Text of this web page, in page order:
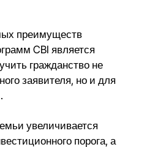
преимуществ
CBI является
гражданство не
заявителя, но и для
увеличивается
порога, а